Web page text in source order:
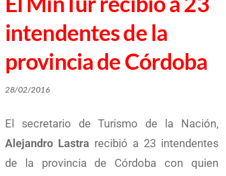
intendentes de la
provincia de Córdoba
28/02/2016
El secretario de Turismo de la Nación,
Alejandro Lastra recibió a 23 intendentes
de la provincia de Córdoba con quien